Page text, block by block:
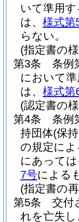
いて準用
は、 様式第
らない。
(指定書の
第3条
条例
において
は、 様式第
(認定書の
第4条
条例
持団体(保
の規定によ
にあって
7号による
(指定書の
第5条
交付
れを亡失